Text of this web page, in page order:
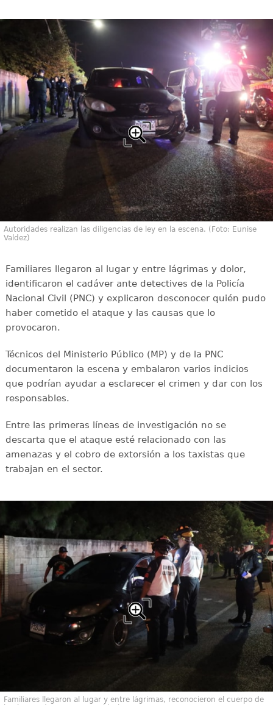
Autoridades realizan las diligencias de ley en la escena. (Foto: Eunise
Valdez)
Familiares llegaron al lugar y entre lágrimas y dolor,
identificaron el cadáver ante detectives de la Policía
Nacional Civil (PNC) y explicaron desconocer quién pudo
haber cometido el ataque y las causas que lo
provocaron.
Técnicos del Ministerio Público (MP) y de la PNC
documentaron la escena y embalaron varios indicios
que podrían ayudar a esclarecer el crimen y dar con los
responsables.
Entre las primeras líneas de investigación no se
descarta que el ataque esté relacionado con las
amenazas y el cobro de extorsión a los taxistas que
trabajan en el sector.
Familiares llegaron al lugar y entre lágrimas, reconocieron el cuerpo de